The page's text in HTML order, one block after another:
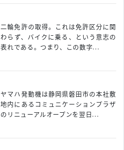
二輪免許の取得。これは免許区分に関
わらず、バイクに乗る、という意志の
表れである。つまり、この数字...
ヤマハ発動機は静岡県磐田市の本社敷
地内にあるコミュニケーションプラザ
のリニューアルオープンを翌日...